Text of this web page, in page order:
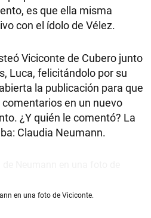
es que ella misma
con el ídolo de Vélez.
Viciconte de Cubero junto
Luca, felicitándolo por su
la publicación para que
en un nuevo
¿Y quién le comentó? La
Claudia Neumann.
en una foto de Viciconte.